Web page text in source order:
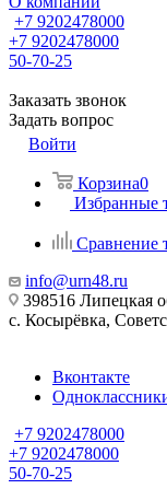
+7 9202478000
+7 9202478000
50-70-25
Заказать звонок
Задать вопрос
Войти
Корзина0
Избранные
Сравнение
info@urn48.ru
398516 Липецкая
с. Косырёвка,
Вконтакте
+7 9202478000
+7 9202478000
50-70-25